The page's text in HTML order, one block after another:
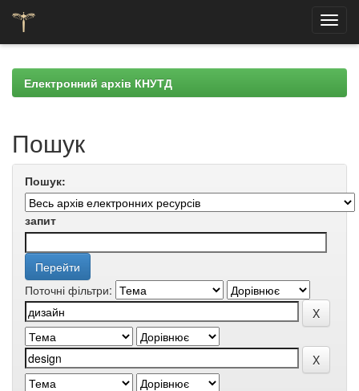
navigationЕлектронний архів КНУТД
Пошук
Пошук:
запит
Поточні фільтри: